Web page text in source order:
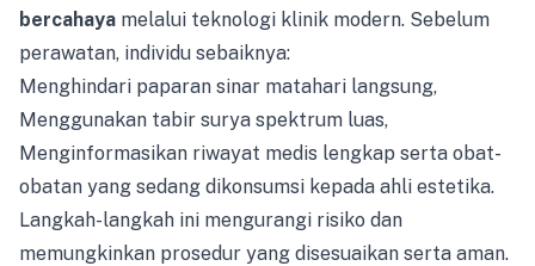
bercahaya melalui teknologi klinik modern. Sebelum
perawatan, individu sebaiknya:
Menghindari paparan sinar matahari langsung,
Menggunakan tabir surya spektrum luas,
Menginformasikan riwayat medis lengkap serta obat-
obatan yang sedang dikonsumsi kepada ahli estetika.
Langkah-langkah ini mengurangi risiko dan
memungkinkan prosedur yang disesuaikan serta aman.